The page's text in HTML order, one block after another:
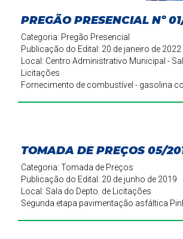
PREGÃO PRESENCIAL Nº
Categoria: Pregão Presencial
Publicação do Edital: 20 de janeiro de 2022
Local: Centro Administrativo Municipal -
Licitações
Fornecimento de combustível - gasolina
TOMADA DE PREÇOS 05/
Categoria: Tomada de Preços
Publicação do Edital: 20 de junho de 2019
Local: Sala do Depto. de Licitações
Segunda etapa pavimentação asfáltica